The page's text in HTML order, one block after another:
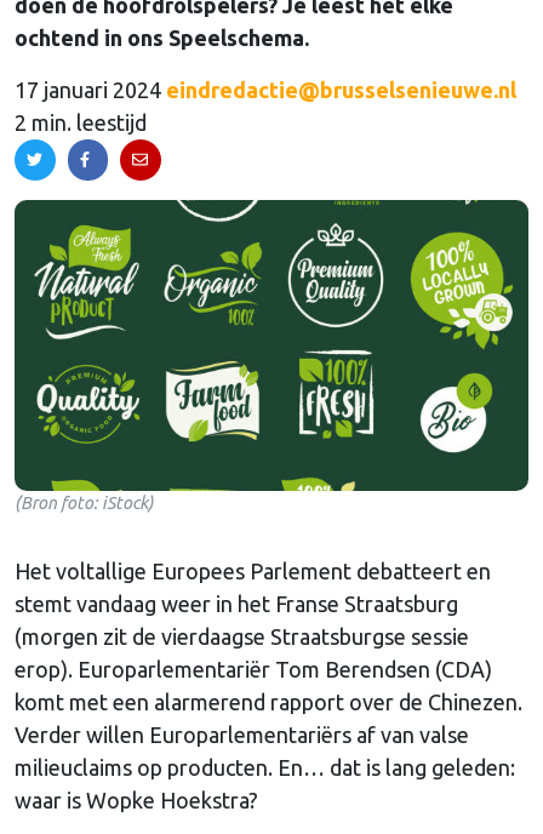
doen de hoofdrolspelers? Je leest het elke
ochtend in ons Speelschema.
17 januari 2024 eindredactie@brusselsenieuwe.nl
2 min. leestijd
(Bron foto: iStock)
Het voltallige Europees Parlement debatteert en
stemt vandaag weer in het Franse Straatsburg
(morgen zit de vierdaagse Straatsburgse sessie
erop). Europarlementariër Tom Berendsen (CDA)
komt met een alarmerend rapport over de Chinezen.
Verder willen Europarlementariërs af van valse
milieuclaims op producten. En… dat is lang geleden:
waar is Wopke Hoekstra?